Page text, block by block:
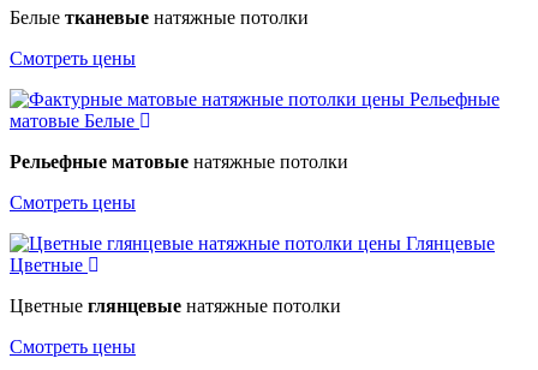
Белые тканевые натяжные потолки
Смотреть цены
Рельефные
матовые Белые
Рельефные матовые натяжные потолки
Смотреть цены
Глянцевые
Цветные
Цветные глянцевые натяжные потолки
Смотреть цены